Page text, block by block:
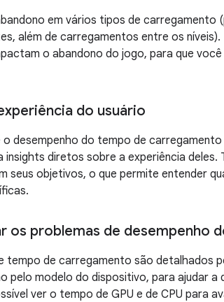
em vários tipos de carregamento
além de carregamentos entre os
o abandono do jogo, para que
do usuário
desempenho do tempo de
insights diretos sobre a experiência deles.
seus objetivos, o que permite entender
os problemas de desempenho
de carregamento são detalhados
pelo modelo do dispositivo, para ajudar a
ver o tempo de GPU e de CPU para